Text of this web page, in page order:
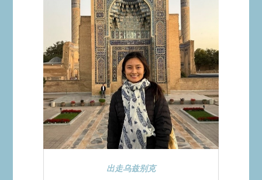
出走乌兹别克